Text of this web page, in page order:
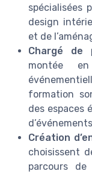
spécialisées
design
et de
Chargé de
montée
formation
des espaces
Création
choisissent
parcours